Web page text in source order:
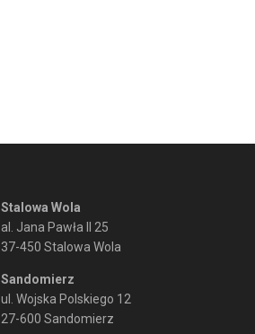
Stalowa Wola
al. Jana Pawła II 25
37-450 Stalowa Wola
Sandomierz
ul. Wojska Polskiego 12
27-600 Sandomierz